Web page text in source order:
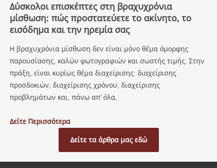
Δύσκολοι επισκέπτες στη βραχυχρόνια
μίσθωση: πώς προστατεύετε το ακίνητο, το
εισόδημα και την ηρεμία σας
Η βραχυχρόνια μίσθωση δεν είναι μόνο θέμα όμορφης
παρουσίασης, καλών φωτογραφιών και σωστής τιμής. Στην
πράξη, είναι κυρίως θέμα διαχείρισης: διαχείρισης
προσδοκιών, διαχείρισης χρόνου, διαχείρισης
προβλημάτων και, πάνω απ’ όλα,
Δείτε Περισσότερα
Δείτε τα άρθρα μας εδώ